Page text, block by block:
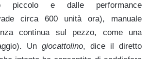
piccolo e dalle performance
circa 600 unità ora), manuale
continua sul pezzo, come una
Un giocattolino, dice il diretto